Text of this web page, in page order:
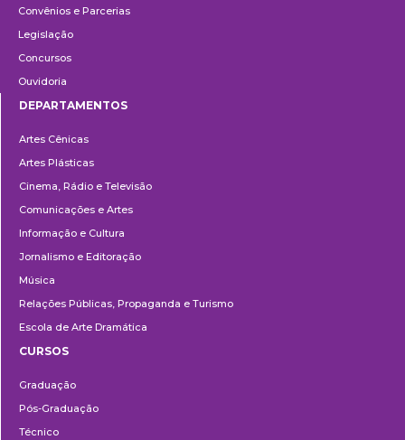
Convênios e Parcerias
Legislação
Concursos
Ouvidoria
DEPARTAMENTOS
Artes Cênicas
Artes Plásticas
Cinema, Rádio e Televisão
Comunicações e Artes
Informação e Cultura
Jornalismo e Editoração
Música
Relações Públicas, Propaganda e Turismo
Escola de Arte Dramática
CURSOS
Graduação
Pós-Graduação
Técnico